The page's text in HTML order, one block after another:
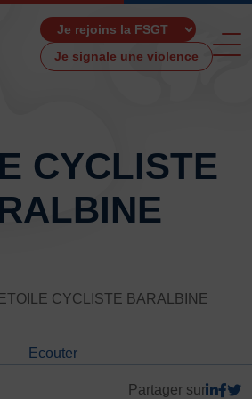
Je signale une violence
CYCLISTE
ETOILE CYCLISTE BARALBINE
Ecouter
Partager sur